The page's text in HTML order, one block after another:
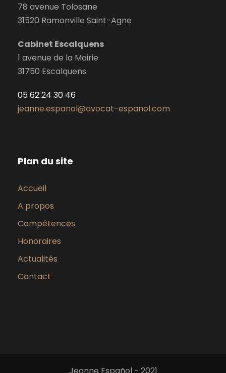
78 avenue Tolosane
31520 Ramonville Saint-Agne
Cabinet Escalquens
1 avenue de la Mairie
31750 Escalquens
05 62 24 30 46
jeanne.espanol@avocat-espanol.com
Plan du site
Accueil
A propos
Compétences
Honoraires
Actualités
Contact
Jeanne Español - 2021